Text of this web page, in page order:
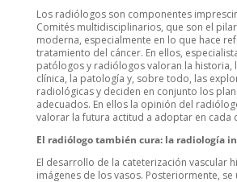
Los radiólogos son componentes
Comités multidisciplinarios, que son el
moderna, especialmente en lo que hace
tratamiento del cáncer. En ellos,
patólogos y radiólogos valoran la historia,
clínica, la patología y, sobre todo, las
radiológicas y deciden en conjunto los
adecuados. En ellos la opinión del
valorar la futura actitud a adoptar en cada
El radiólogo también cura: la radiología
El desarrollo de la cateterización vascular
imágenes de los vasos. Posteriormente, se